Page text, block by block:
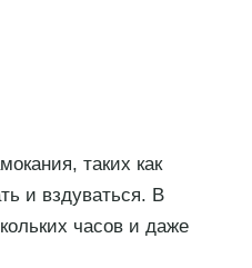
таких как
и вздуваться. В
часов и даже